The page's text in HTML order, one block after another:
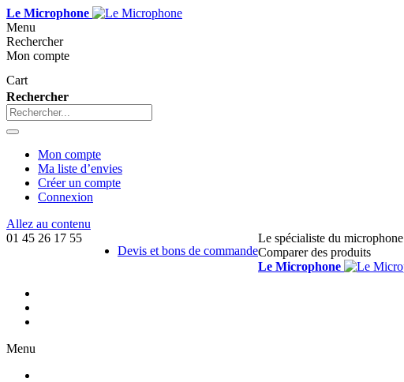
Le Microphone
Menu
Rechercher
Mon compte
Cart
Rechercher
Mon compte
Ma liste d’envies
Créer un compte
Connexion
Allez au contenu
01 45 26 17 55
Devis et bons de commande
Le spécialiste du microphone
Comparer des produits
Le Microphone
Menu